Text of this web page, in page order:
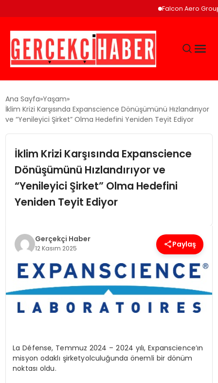
Falcon Aero Group,
GÜNCEL
EĞITIM
EKONOMI
MAGAZIN
SPOR
TEKNOLOJI
YAŞAM
Ana Sayfa Yaşam
İklim Krizi Karşısında Expanscience Dönüşümünü Hızlandırıyor
ve “Yenileyici Şirket” Olma Hedefini Yeniden Teyit Ediyor
İklim Krizi Karşısında Expanscience
Dönüşümünü Hızlandırıyor ve
“Yenileyici Şirket” Olma Hedefini
Yeniden Teyit Ediyor
Gerçekçi Haber
12 Kasım 2025 Paylaş
La Défense, Temmuz 2024 – 2024 yılı,Expanscience’ın
misyon odaklı şirketyolculuğunda önemli bir dönüm
noktası oldu.